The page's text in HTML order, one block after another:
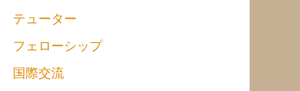
テューター
フェローシップ
国際交流